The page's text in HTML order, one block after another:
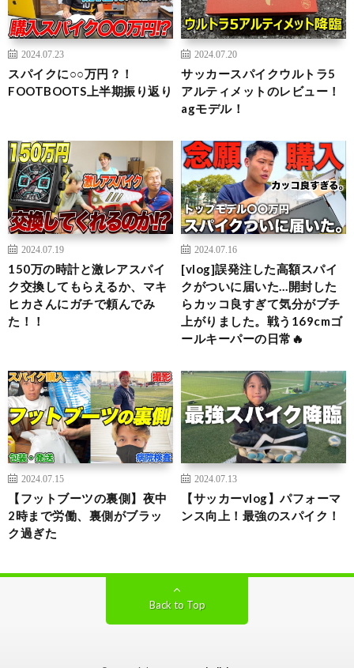
2024.07.23
スパイクに○○万円？！
FOOTBOOTS上半期振り返り
2024.07.20
サッカースパイクウルトラ5
アルティメットのレビュー！
agモデル！
2024.07.19
150万の時計と激レアスパイ
ク交換してもらえるか、マキ
ヒカさんにガチで頼んでみ
た！！
2024.07.16
[vlog]誤発注した高額スパイ
クがついに届いた…開封した
らカッコ良すぎて気分がブチ
上がりました。戦う169cmゴ
ールキーパーの日常🔥
2024.07.15
【フットブーツの裏側】夜中
2時まで労働、裏側がブラッ
ク過ぎた
2024.07.13
【サッカーvlog】パフォーマ
ンス向上！最強のスパイク！
Back to Top